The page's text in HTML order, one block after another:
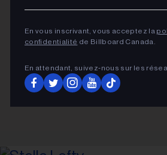
En vous inscrivant, vous acceptez la
confidentialité de Billboard Canada.
En attendant, suivez‑nous sur les